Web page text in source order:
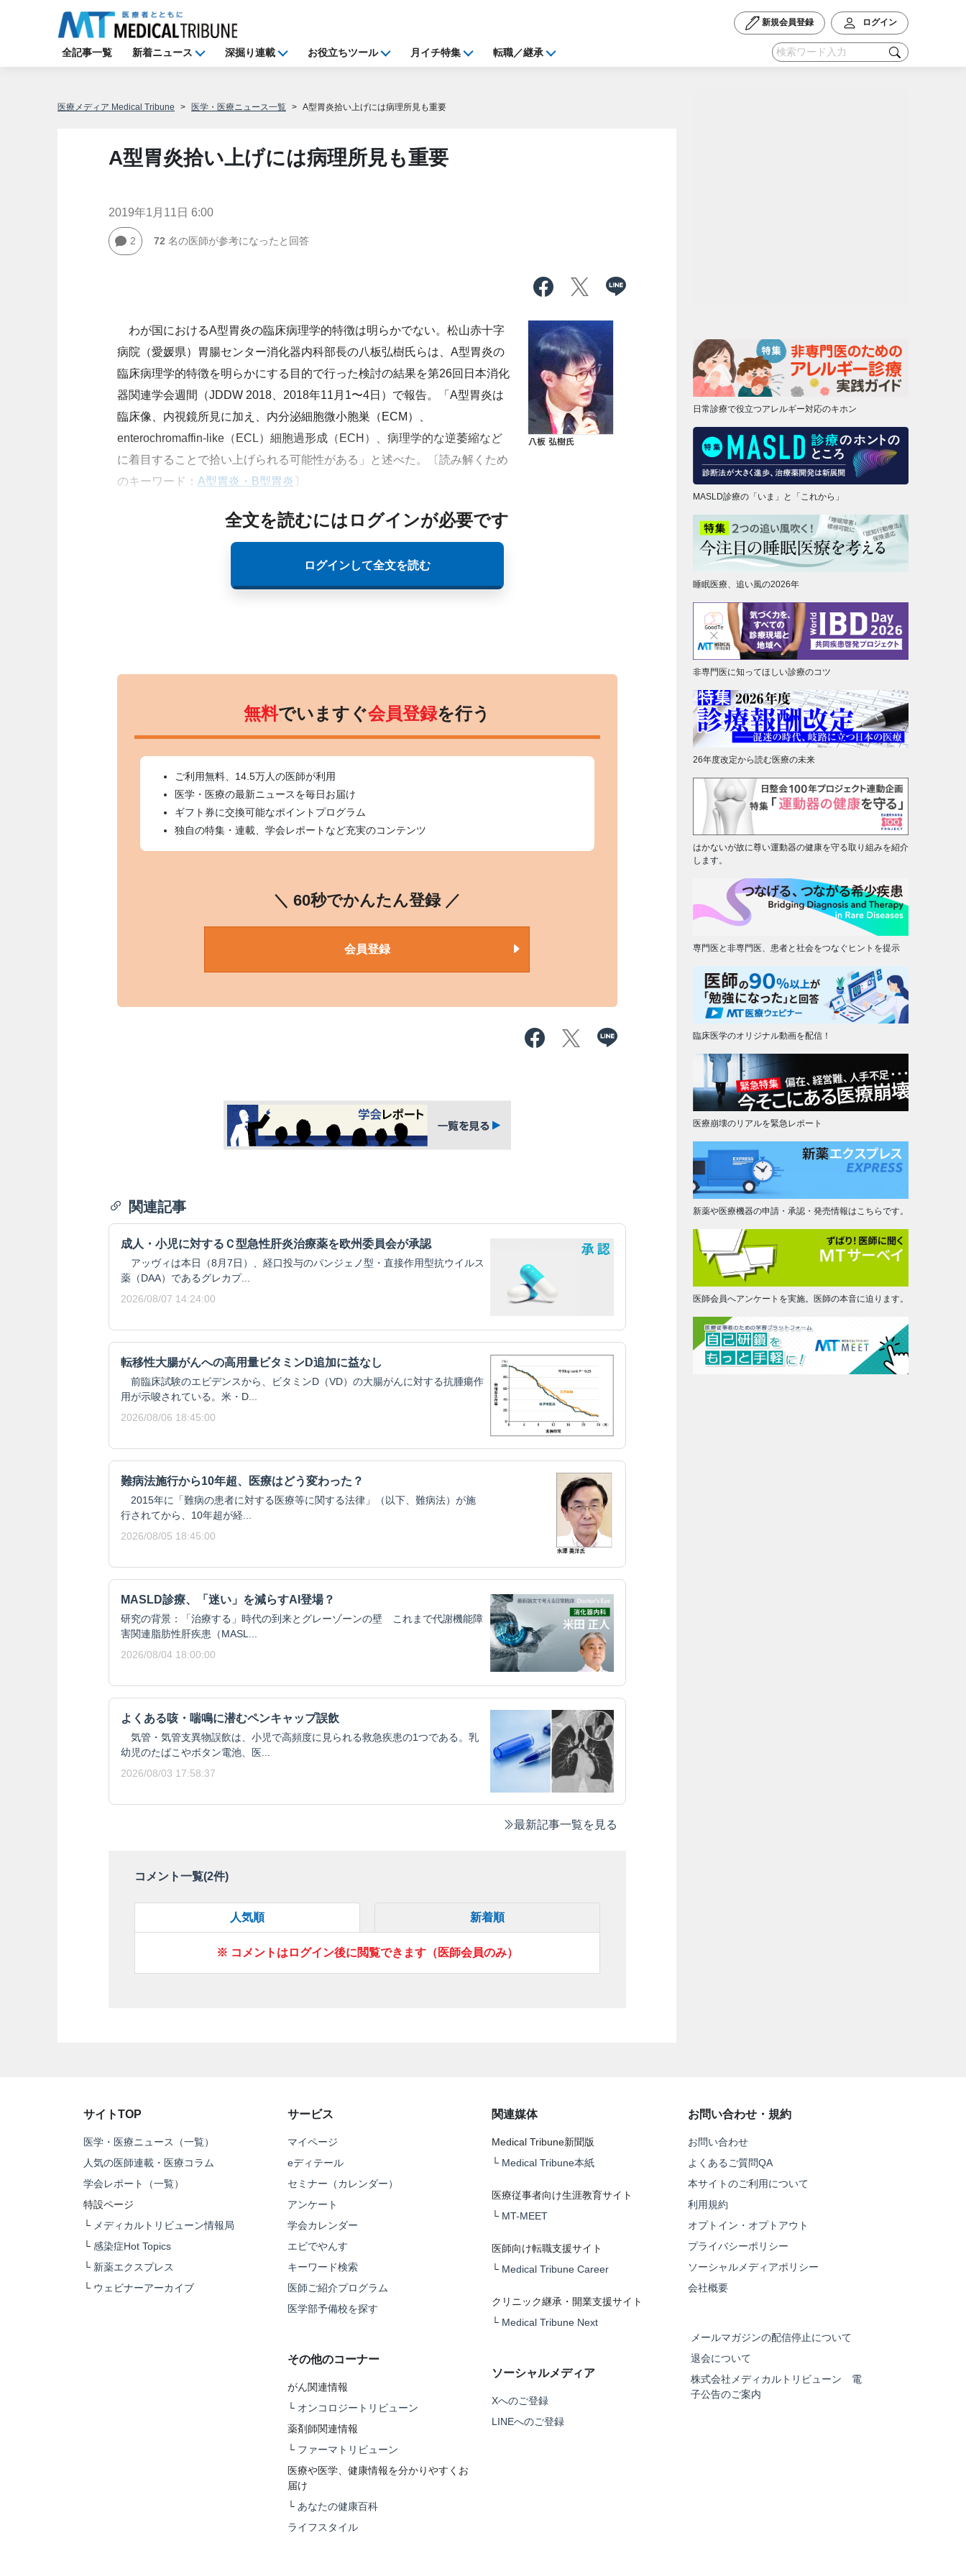
新規会員登録 ログイン
全記事一覧 新着ニュース 深掘り連載 お役立ちツール 月イチ特集 転職／継承
医療メディア Medical Tribune 医学・医療ニュース一覧 A型胃炎拾い上げには病理所見も重要
A型胃炎拾い上げには病理所見も重要
2019年1月11日 6:00
2 72 名の医師が参考になったと回答
わが国におけるA型胃炎の臨床病理学的特徴は明らかでない。松山赤十字
病院（愛媛県）胃腸センター消化器内科部長の八板弘樹氏らは、A型胃炎の
臨床病理学的特徴を明らかにする目的で行った検討の結果を第26回日本消化
器関連学会週間（JDDW 2018、2018年11月1〜4日）で報告。「A型胃炎は
臨床像、内視鏡所見に加え、内分泌細胞微小胞巣（ECM）、
enterochromaffin-like（ECL）細胞過形成（ECH）、病理学的な逆萎縮など
に着目することで拾い上げられる可能性がある」と述べた。〔読み解くため
のキーワード： A型胃炎・B型胃炎 〕
全文を読むにはログインが必要です
ログインして全文を読む
無料でいますぐ会員登録を行う
ご利用無料、14.5万人の医師が利用
医学・医療の最新ニュースを毎日お届け
ギフト券に交換可能なポイントプログラム
独自の特集・連載、学会レポートなど充実のコンテンツ
＼ 60秒でかんたん登録 ／
会員登録
関連記事
成人・小児に対するＣ型急性肝炎治療薬を欧州委員会が承認
アッヴィは本日（8月7日）、経口投与のパンジェノ型・直接作用型抗ウイルス
薬（DAA）であるグレカプ...
2026/08/07 14:24:00
転移性大腸がんへの高用量ビタミンD追加に益なし
前臨床試験のエビデンスから、ビタミンD（VD）の大腸がんに対する抗腫瘍作
用が示唆されている。米・D...
2026/08/06 18:45:00
難病法施行から10年超、医療はどう変わった？
2015年に「難病の患者に対する医療等に関する法律」（以下、難病法）が施
行されてから、10年超が経...
2026/08/05 18:45:00
MASLD診療、「迷い」を減らすAI登場？
研究の背景：「治療する」時代の到来とグレーゾーンの壁 これまで代謝機能障
害関連脂肪性肝疾患（MASL...
2026/08/04 18:00:00
よくある咳・喘鳴に潜むペンキャップ誤飲
気管・気管支異物誤飲は、小児で高頻度に見られる救急疾患の1つである。乳
幼児のたばこやボタン電池、医...
2026/08/03 17:58:37
最新記事一覧を見る
コメント一覧(2件)
人気順 新着順
※ コメントはログイン後に閲覧できます（医師会員のみ）
日常診療で役立つアレルギー対応のキホン
MASLD診療の「いま」と「これから」
睡眠医療、追い風の2026年
非専門医に知ってほしい診療のコツ
26年度改定から読む医療の未来
はかないが故に尊い運動器の健康を守る取り組みを紹介
します。
専門医と非専門医、患者と社会をつなぐヒントを提示
臨床医学のオリジナル動画を配信！
医療崩壊のリアルを緊急レポート
新薬や医療機器の申請・承認・発売情報はこちらです。
医師会員へアンケートを実施。医師の本音に迫ります。
サイトTOP
医学・医療ニュース（一覧）
人気の医師連載・医療コラム
学会レポート（一覧）
特設ページ
└ メディカルトリビューン情報局
└ 感染症Hot Topics
└ 新薬エクスプレス
└ ウェビナーアーカイブ
サービス
マイページ
eディテール
セミナー（カレンダー）
アンケート
学会カレンダー
エビでやんす
キーワード検索
医師ご紹介プログラム
医学部予備校を探す
その他のコーナー
がん関連情報
└ オンコロジートリビューン
薬剤師関連情報
└ ファーマトリビューン
医療や医学、健康情報を分かりやすくお
届け
└ あなたの健康百科
ライフスタイル
関連媒体
Medical Tribune新聞版
└ Medical Tribune本紙
医療従事者向け生涯教育サイト
└ MT-MEET
医師向け転職支援サイト
└ Medical Tribune Career
クリニック継承・開業支援サイト
└ Medical Tribune Next
ソーシャルメディア
Xへのご登録
LINEへのご登録
お問い合わせ・規約
お問い合わせ
よくあるご質問QA
本サイトのご利用について
利用規約
オプトイン・オプトアウト
プライバシーポリシー
ソーシャルメディアポリシー
会社概要
メールマガジンの配信停止について
退会について
株式会社メディカルトリビューン 電
子公告のご案内